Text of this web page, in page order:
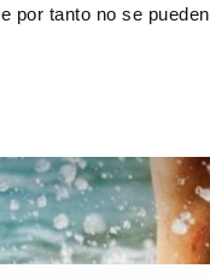
por tanto no se pueden